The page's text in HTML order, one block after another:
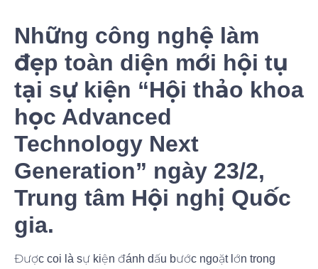
Những công nghệ làm
đẹp toàn diện mới hội tụ
tại sự kiện “Hội thảo khoa
học Advanced
Technology Next
Generation” ngày 23/2,
Trung tâm Hội nghị Quốc
gia.
Được coi là sự kiện đánh dấu bước ngoặt lớn trong